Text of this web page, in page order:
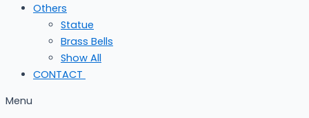
Others
Statue
Brass Bells
Show All
CONTACT
Menu